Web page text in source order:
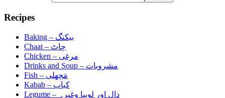
Recipes
Baking – بیکنگ
Chaat – چاٹ
Chicken – مرغی
Drinks and Soup – مشروبات
Fish – مَچھلی
Kabab – کباب
Legume –
دال اور لوبیا وغیرہ